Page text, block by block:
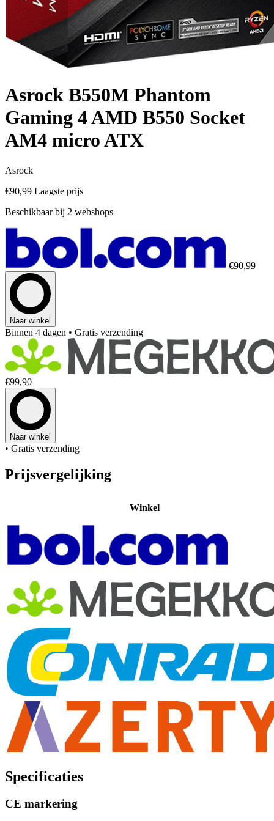
Asrock B550M Phantom
Gaming 4 AMD B550 Socket
AM4 micro ATX
Asrock
€90,99 Laagste prijs
Beschikbaar bij 2 webshops
€90,99
Naar winkel
Binnen 4 dagen • Gratis verzending
€99,90
Naar winkel
• Gratis verzending
Prijsvergelijking
Winkel
Specificaties
CE markering